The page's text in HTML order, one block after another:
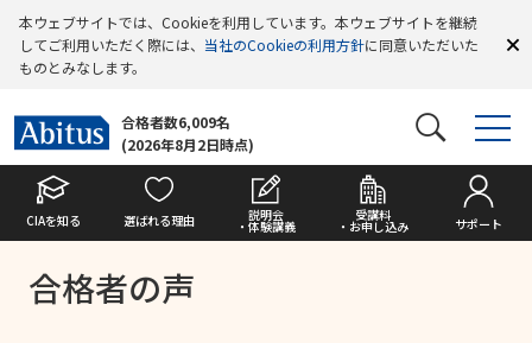
本ウェブサイトでは、Cookieを利用しています。本ウェブサイトを継続
してご利用いただく際には、 当社のCookieの利用方針に同意いただいた
ものとみなします。
合格者数6,009名
(2026年8月2日時点)
CIAを知る 選ばれる理由 説明会
・体験講義
受講料
・お申し込み サポート
合格者の声